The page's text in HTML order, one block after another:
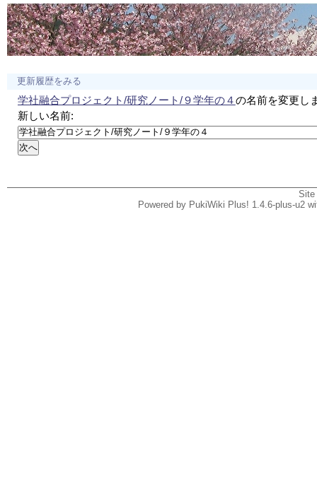
更新履歴をみる
学社融合プロジェクト/研究ノート/９学年の４の名前を変更し
新しい名前:
Powered by PukiWiki Plus! 1.4.6-plus-u2